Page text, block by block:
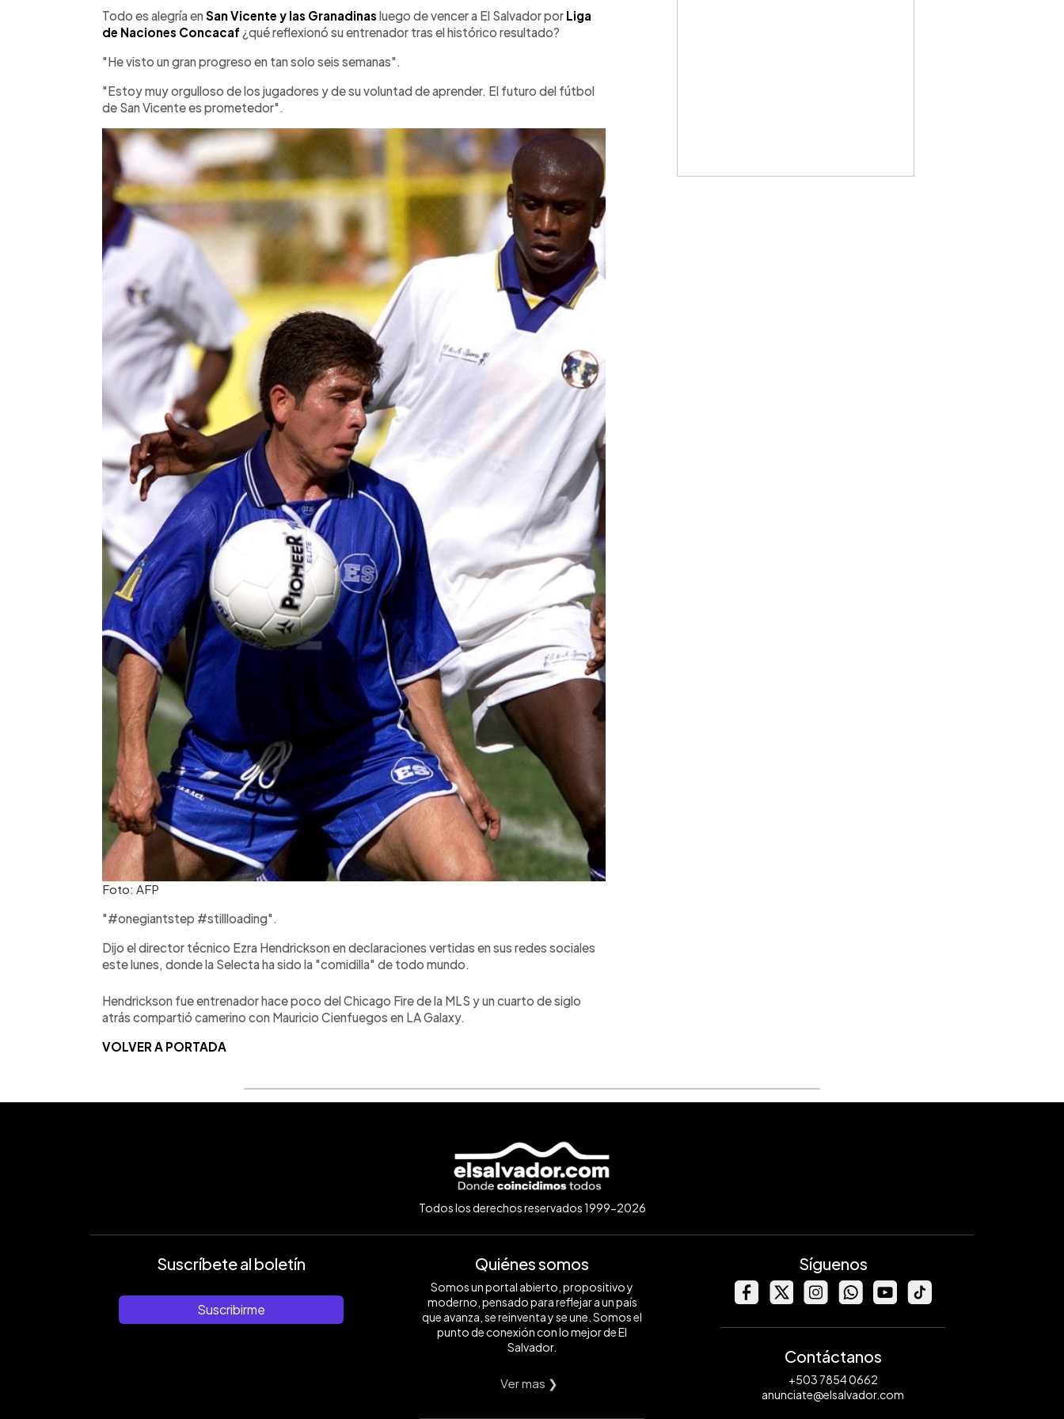
► Escuchar artículo
Todo es alegría enSan Vicente y las Granadinas luego de vencer a El Salvador por Liga
de Naciones Concacaf ¿qué reflexionó su entrenador tras el histórico resultado?
"He visto un gran progreso en tan solo seis semanas".
"Estoy muy orgulloso de los jugadores y de su voluntad de aprender. El futuro del fútbol
de San Vicente es prometedor".
Foto: AFP
"#onegiantstep #stillloading".
Dijo el director técnico Ezra Hendrickson en declaraciones vertidas en sus redes sociales
este lunes, donde la Selecta ha sido la "comidilla" de todo mundo.
Hendrickson fue entrenador hace poco del Chicago Fire de la MLS y un cuarto de siglo
atrás compartió camerino con Mauricio Cienfuegos en LA Galaxy.
VOLVER A PORTADA
Todos los derechos reservados 1999-2026
Suscríbete al boletín
Suscribirme
Quiénes somos
Somos un portal abierto, propositivo y
moderno, pensado para reflejar a un país
que avanza, se reinventa y se une. Somos el
punto de conexión con lo mejor de El
Salvador.
Ver mas ❯
Síguenos
Contáctanos
+503 7854 0662
anunciate@elsalvador.com